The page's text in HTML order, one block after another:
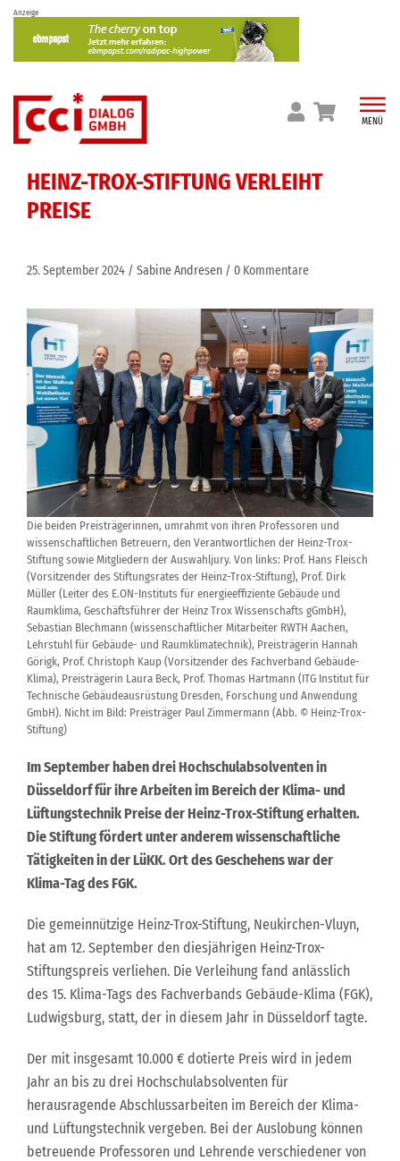
Skip
content
Anzeige
MENÜ
HEINZ-TROX-STIFTUNG VERLEIHT
PREISE
25. September 2024 Sabine Andresen 0 Kommentare
Die beiden Preisträgerinnen, umrahmt von ihren Professoren und
wissenschaftlichen Betreuern, den Verantwortlichen der Heinz-Trox-
Stiftung sowie Mitgliedern der Auswahljury. Von links: Prof. Hans Fleisch
(Vorsitzender des Stiftungsrates der Heinz-Trox-Stiftung), Prof. Dirk
Müller (Leiter des E.ON-Instituts für energieeffiziente Gebäude und
Raumklima, Geschäftsführer der Heinz Trox Wissenschafts gGmbH),
Sebastian Blechmann (wissenschaftlicher Mitarbeiter RWTH Aachen,
Lehrstuhl für Gebäude- und Raumklimatechnik), Preisträgerin Hannah
Görigk, Prof. Christoph Kaup (Vorsitzender des Fachverband Gebäude-
Klima), Preisträgerin Laura Beck, Prof. Thomas Hartmann (ITG Institut für
Technische Gebäudeausrüstung Dresden, Forschung und Anwendung
GmbH). Nicht im Bild: Preisträger Paul Zimmermann (Abb. © Heinz-Trox-
Stiftung)
Im September haben drei Hochschulabsolventen in
Düsseldorf für ihre Arbeiten im Bereich der Klima- und
Lüftungstechnik Preise der Heinz-Trox-Stiftung erhalten.
Die Stiftung fördert unter anderem wissenschaftliche
Tätigkeiten in der LüKK. Ort des Geschehens war der
Klima-Tag des FGK.
Die gemeinnützige Heinz-Trox-Stiftung, Neukirchen-Vluyn,
hat am 12. September den diesjährigen Heinz-Trox-
Stiftungspreis verliehen. Die Verleihung fand anlässlich
des 15. Klima-Tags des Fachverbands Gebäude-Klima (FGK),
Ludwigsburg, statt, der in diesem Jahr in Düsseldorf tagte.
Der mit insgesamt 10.000 € dotierte Preis wird in jedem
Jahr an bis zu drei Hochschulabsolventen für
herausragende Abschlussarbeiten im Bereich der Klima-
und Lüftungstechnik vergeben. Bei der Auslobung können
betreuende Professoren und Lehrende verschiedener von